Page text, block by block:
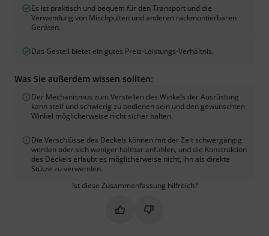
Es ist praktisch und bequem für den Transport und die
Verwendung von Mischpulten und anderen rackmontierbaren
Geräten.
Das Gestell bietet ein gutes Preis-Leistungs-Verhältnis.
Was Sie außerdem wissen sollten:
Der Mechanismus zum Verstellen des Winkels der Ausrüstung
kann steif und schwierig zu bedienen sein und den gewünschten
Winkel möglicherweise nicht sicher halten.
Die Verschlüsse des Deckels können mit der Zeit schwergängig
werden oder sich weniger haltbar anfühlen, und die Konstruktion
des Deckels erlaubt es möglicherweise nicht, ihn als direkte
Stütze zu verwenden.
Ist diese Zusammenfassung hilfreich?
Markieren Sie diese
Markieren Sie diese